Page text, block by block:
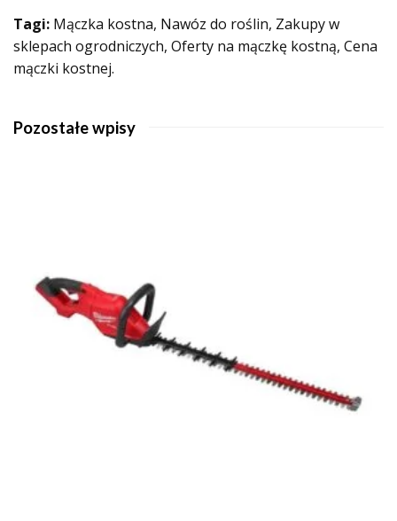
Tagi: Mączka kostna, Nawóz do roślin, Zakupy w
sklepach ogrodniczych, Oferty na mączkę kostną, Cena
mączki kostnej.
Pozostałe wpisy